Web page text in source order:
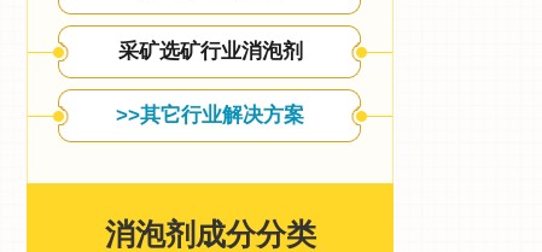
采矿选矿行业消泡剂
>>其它行业解决方案
消泡剂成分分类